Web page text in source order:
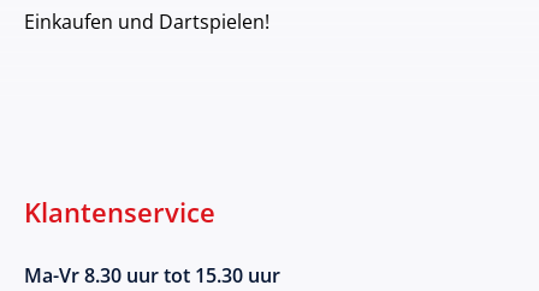
Einkaufen und Dartspielen!
Klantenservice
Ma-Vr 8.30 uur tot 15.30 uur